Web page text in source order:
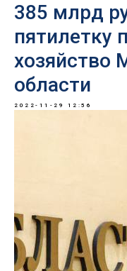
385 млрд
пятилетку
хозяйство
области
2022-11-29 12:56